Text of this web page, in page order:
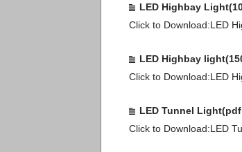
LED Highbay
Click to Download:LED
LED Highbay
Click to Download:LED
LED Tunnel Light(pdf
Click to Download:LED